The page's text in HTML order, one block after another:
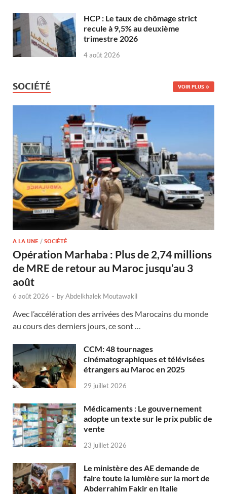
HCP : Le taux de chômage strict
recule à 9,5% au deuxième
trimestre 2026
4 août 2026
SOCIÉTÉ VOIR PLUS
A LA UNE / SOCIÉTÉ
Opération Marhaba : Plus de 2,74 millions
de MRE de retour au Maroc jusqu’au 3
août
6 août 2026 - byAbdelkhalek Moutawakil
Avec l’accélération des arrivées des Marocains du monde
au cours des derniers jours, ce sont …
CCM: 48 tournages
cinématographiques et télévisées
étrangers au Maroc en 2025
29 juillet 2026
Médicaments : Le gouvernement
adopte un texte sur le prix public de
vente
23 juillet 2026
Le ministère des AE demande de
faire toute la lumière sur la mort de
Abderrahim Fakir en Italie